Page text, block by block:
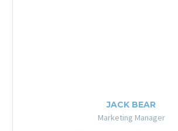
JACK BEAR
Marketing Manager